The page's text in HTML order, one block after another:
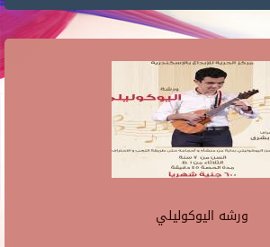
ورشه اليوكوليلي